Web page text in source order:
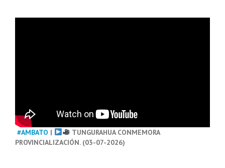
#AMBATO |
TUNGURAHUA CONMEMORA
PROVINCIALIZACIÓN. (03-07-2026)